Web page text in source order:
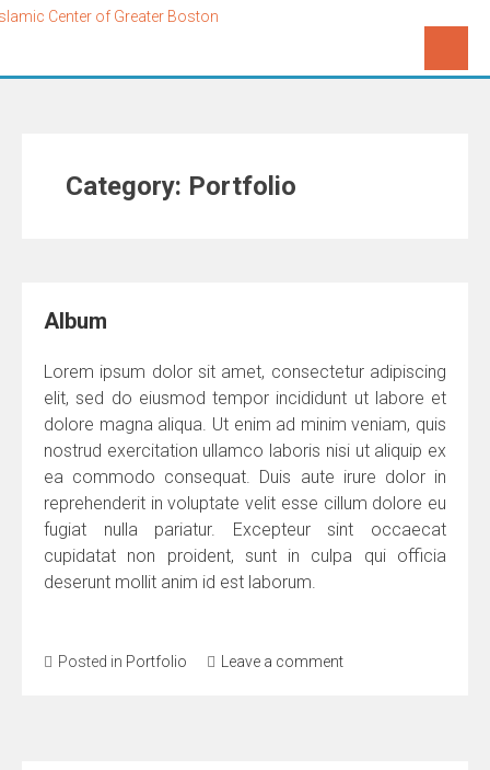
Category: Portfolio
Album
Lorem ipsum dolor sit amet, consectetur adipiscing
elit, sed do eiusmod tempor incididunt ut labore et
dolore magna aliqua. Ut enim ad minim veniam, quis
nostrud exercitation ullamco laboris nisi ut aliquip ex
ea commodo consequat. Duis aute irure dolor in
reprehenderit in voluptate velit esse cillum dolore eu
fugiat nulla pariatur. Excepteur sint occaecat
cupidatat non proident, sunt in culpa qui officia
deserunt mollit anim id est laborum.
Posted in Portfolio Leave a comment